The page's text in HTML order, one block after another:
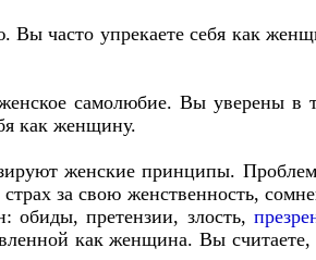
Вы часто упрекаете себя как
самолюбие. Вы уверены в
как женщину.
женские принципы.
за свою женственность,
обиды, претензии, злость,
как женщина. Вы считаете,